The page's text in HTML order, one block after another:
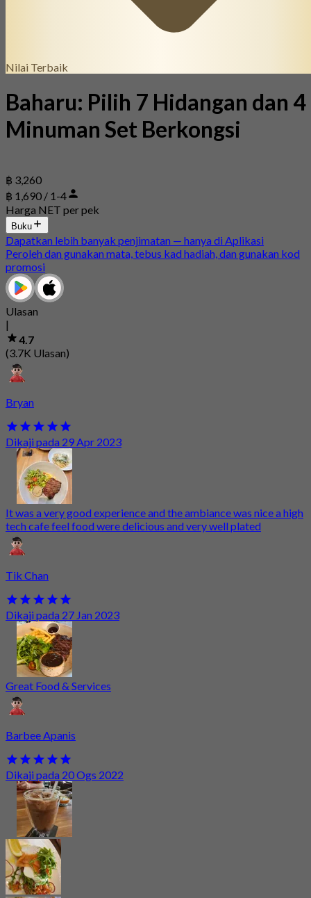
Nilai Terbaik
Baharu: Pilih 7 Hidangan dan 4
Minuman Set Berkongsi
฿ 3,260
฿ 1,690 / 1-4
Harga NET per pek
Buku
Dapatkan lebih banyak penjimatan — hanya di Aplikasi
Peroleh dan gunakan mata, tebus kad hadiah, dan gunakan kod
promosi
Ulasan
|
4.7
(3.7K Ulasan)
Bryan
Dikaji pada 29 Apr 2023
It was a very good experience and the ambiance was nice a high
tech cafe feel food were delicious and very well plated
Tik Chan
Dikaji pada 27 Jan 2023
Great Food & Services
Barbee Apanis
Dikaji pada 20 Ogs 2022